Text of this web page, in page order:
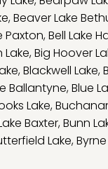
,Beaver Lake
Paxton,Bell Lake
Lake,Big Hoover
,Blackwell Lake,
Ballantyne,Blue
Lake,
Baxter,Bunn
Lake,